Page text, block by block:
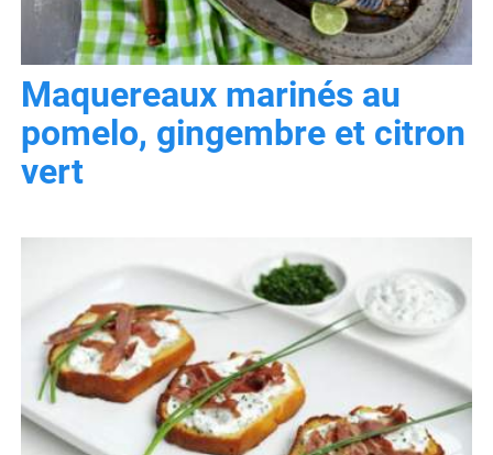
Maquereaux marinés au
pomelo, gingembre et citron
vert